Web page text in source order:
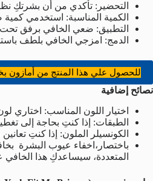
التحضير: تأكدي من أن بشرتكِ
الكمية المناسبة: استخدمي
التطبيق: ضعي الخافي برفق تحت
الدمج: امزجي الخافي بلطف
للحصول علي هذا المنتج من أمازون بخصم 50%
نصائح إضافية
اختيار اللون المناسب: اختاري
الطبقات: إذا كنتِ بحاجة إلى
الكونسيلر الملون: إذا كنتِ
باختصار،اخفاء عيوب البشرة
المتعددة، سيساعدكِ هذا الخافي